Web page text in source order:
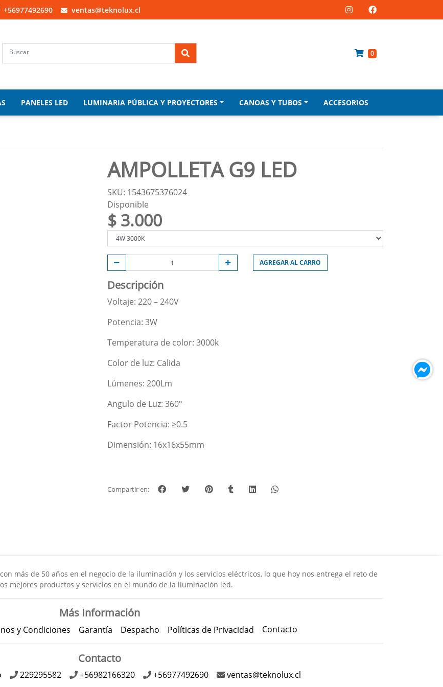
+56977492690 ventas@teknolux.cl
0
PANELES LED LUMINARIA PÚBLICA Y PROYECTORES CANOAS Y TUBOS ACCESORIOS
AMPOLLETA G9 LED
SKU: 1543675376024
Disponible
$ 3.000
AGREGAR AL CARRO
Descripción
Voltaje: 220 – 240V
Potencia: 3W
Temperatura de color: 3000k
Color de luz: Calida
Lúmenes: 200Lm
Angulo de Luz: 360°
Factor Potencia: ≥0.5
Dimensión: 16x16x55mm
Compartir en:
más de 50 años en el negocio de la iluminación y los servicios eléctricos, lo que hoy nos entrega el reto de
mejores productos y servicios en el mundo de la iluminación led.
Más Información
y Condiciones Garantía Despacho Políticas de Privacidad Contacto
Contacto
229295582 +56982166320 +56977492690 ventas@teknolux.cl